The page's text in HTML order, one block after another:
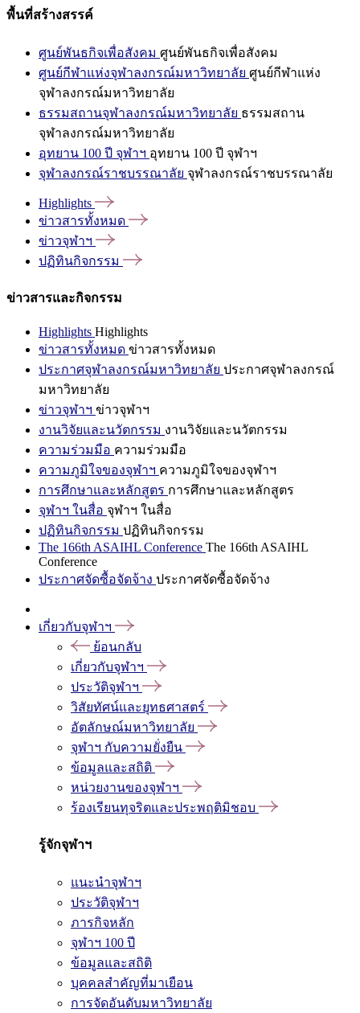
พื้นที่สร้างสรรค์
ศูนย์พันธกิจเพื่อสังคม ศูนย์พันธกิจเพื่อสังคม
ศูนย์กีฬาแห่งจุฬาลงกรณ์มหาวิทยาลัย ศูนย์กีฬาแห่ง
จุฬาลงกรณ์มหาวิทยาลัย
ธรรมสถานจุฬาลงกรณ์มหาวิทยาลัย ธรรมสถาน
จุฬาลงกรณ์มหาวิทยาลัย
อุทยาน 100 ปี จุฬาฯ อุทยาน 100 ปี จุฬาฯ
จุฬาลงกรณ์ราชบรรณาลัย จุฬาลงกรณ์ราชบรรณาลัย
Highlights
ข่าวสารทั้งหมด
ข่าวจุฬาฯ
ปฏิทินกิจกรรม
ข่าวสารและกิจกรรม
Highlights Highlights
ข่าวสารทั้งหมด ข่าวสารทั้งหมด
ประกาศจุฬาลงกรณ์มหาวิทยาลัย ประกาศจุฬาลงกรณ์
มหาวิทยาลัย
ข่าวจุฬาฯ ข่าวจุฬาฯ
งานวิจัยและนวัตกรรม งานวิจัยและนวัตกรรม
ความร่วมมือ ความร่วมมือ
ความภูมิใจของจุฬาฯ ความภูมิใจของจุฬาฯ
การศึกษาและหลักสูตร การศึกษาและหลักสูตร
จุฬาฯ ในสื่อ จุฬาฯ ในสื่อ
ปฏิทินกิจกรรม ปฏิทินกิจกรรม
The 166th ASAIHL Conference The 166th ASAIHL
Conference
ประกาศจัดซื้อจัดจ้าง ประกาศจัดซื้อจัดจ้าง
เกี่ยวกับจุฬาฯ
ย้อนกลับ
เกี่ยวกับจุฬาฯ
ประวัติจุฬาฯ
วิสัยทัศน์และยุทธศาสตร์
อัตลักษณ์มหาวิทยาลัย
จุฬาฯ กับความยั่งยืน
ข้อมูลและสถิติ
หน่วยงานของจุฬาฯ
ร้องเรียนทุจริตและประพฤติมิชอบ
รู้จักจุฬาฯ
แนะนำจุฬาฯ
ประวัติจุฬาฯ
ภารกิจหลัก
จุฬาฯ 100 ปี
ข้อมูลและสถิติ
บุคคลสำคัญที่มาเยือน
การจัดอันดับมหาวิทยาลัย